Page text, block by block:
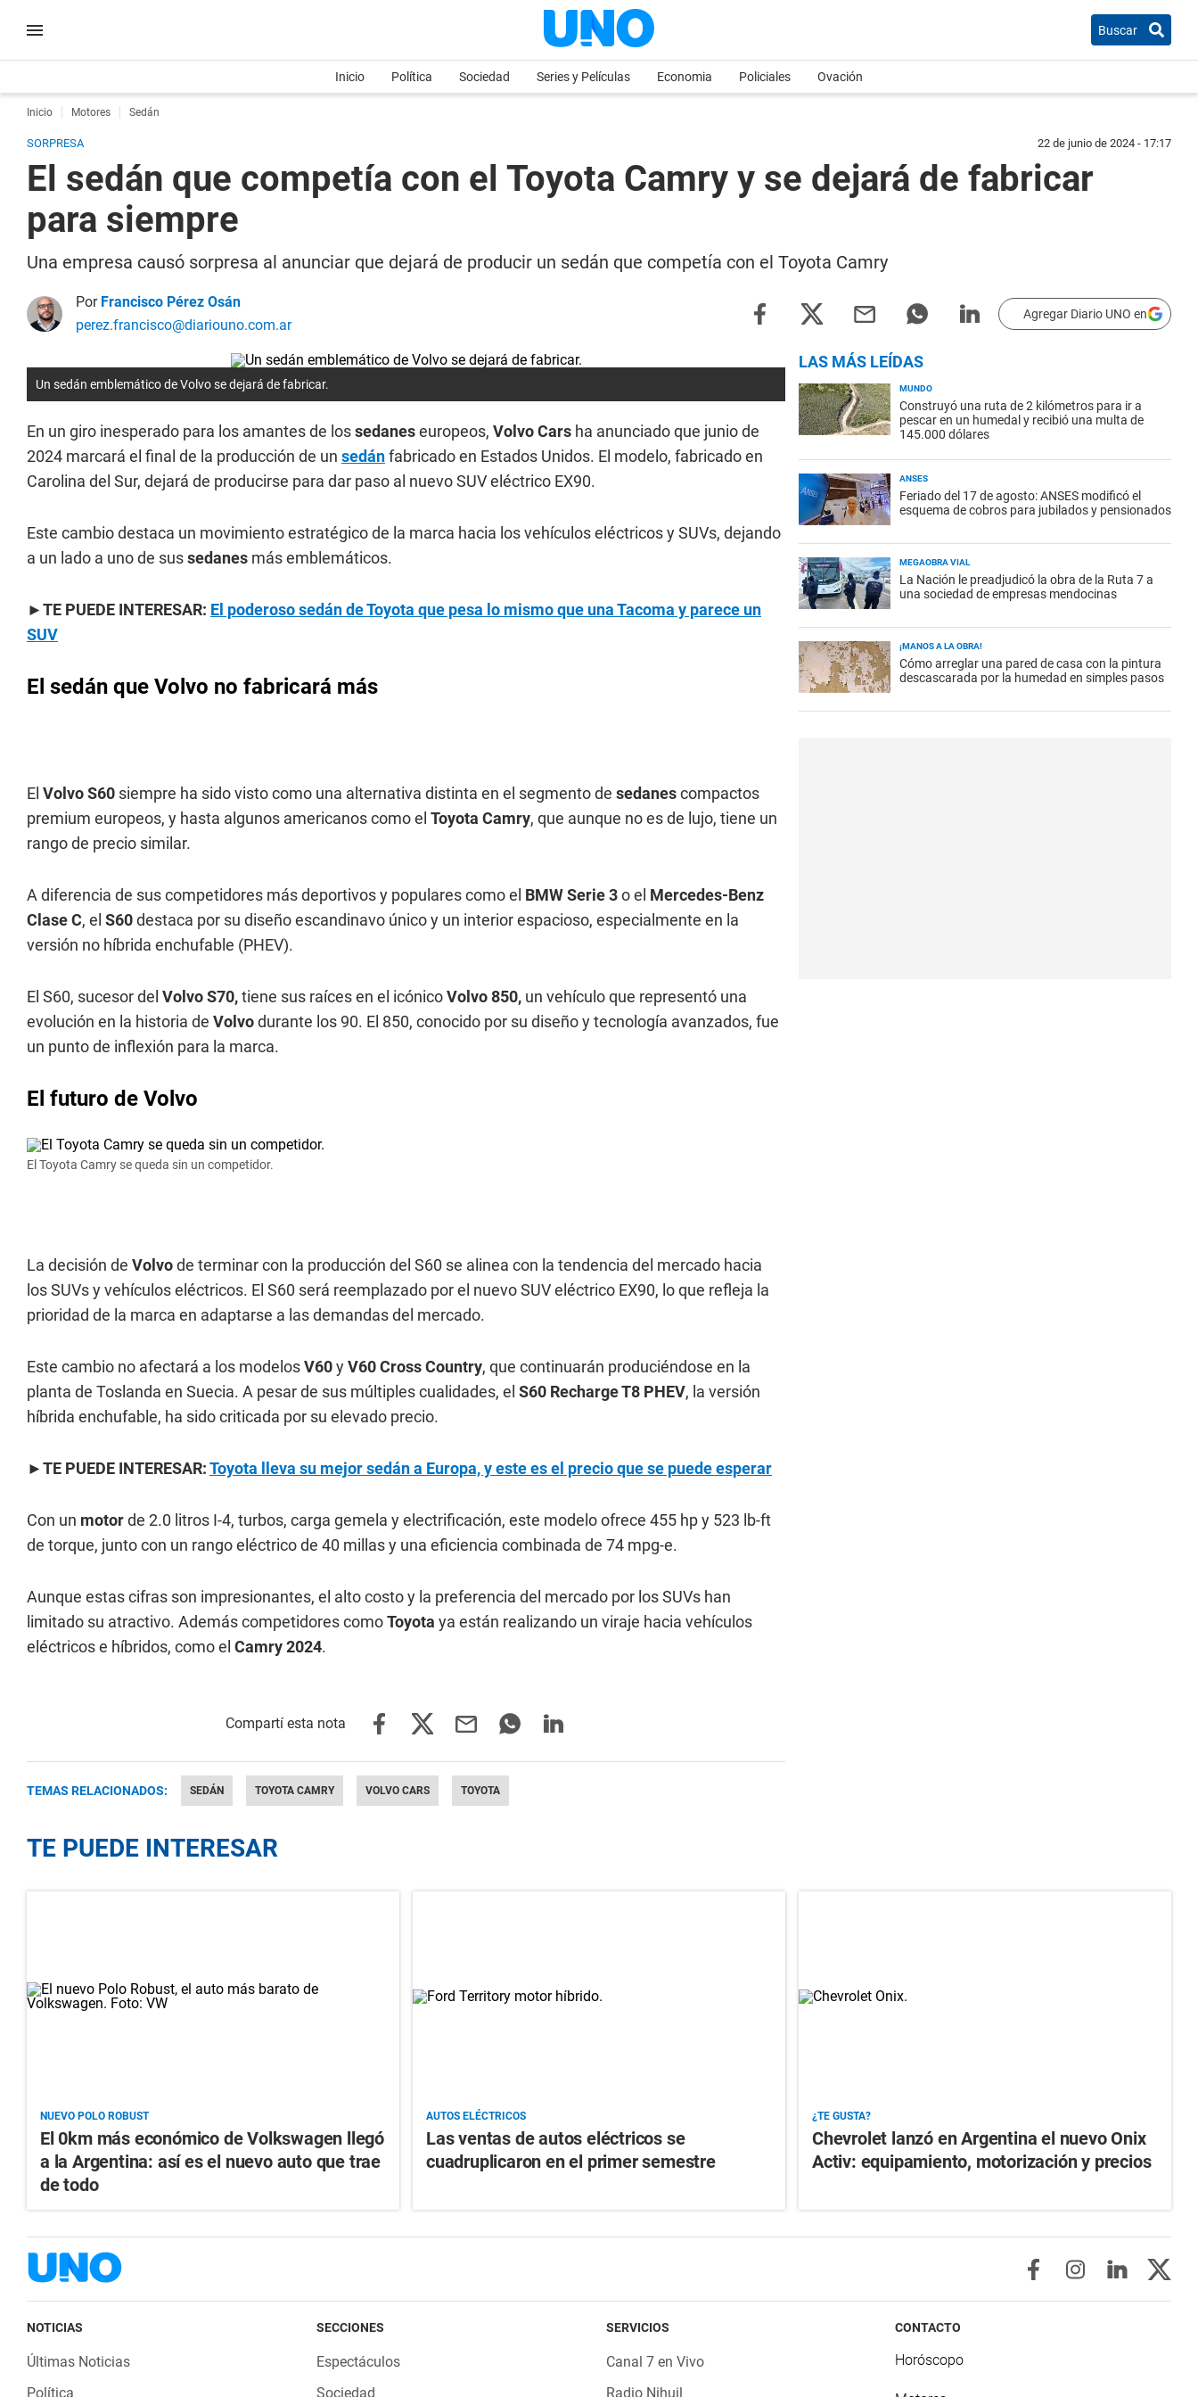
Buscar
Inicio Política Sociedad Series y Películas Economia Policiales Ovación
Inicio Motores Sedán
SORPRESA 22 de junio de 2024 - 17:17
El sedán que competía con el Toyota Camry y se dejará de fabricar
para siempre
Una empresa causó sorpresa al anunciar que dejará de producir un sedán que competía con el Toyota Camry
Por Francisco Pérez Osán
perez.francisco@diariouno.com.ar
Agregar Diario UNO en
Un sedán emblemático de Volvo se dejará de fabricar.
En un giro inesperado para los amantes de lossedaneseuropeos, Volvo Cars ha anunciado que junio de
2024 marcará el final de la producción de un sedánfabricado en Estados Unidos. El modelo, fabricado en
Carolina del Sur, dejará de producirse para dar paso al nuevo SUV eléctrico EX90.
Este cambio destaca un movimiento estratégico de la marca hacia los vehículos eléctricos y SUVs, dejando
a un lado a uno de sussedanes más emblemáticos.
►TE PUEDE INTERESAR: El poderoso sedán de Toyota que pesa lo mismo que una Tacoma y parece un
SUV
El sedán que Volvo no fabricará más
El Volvo S60 siempre ha sido visto como una alternativa distinta en el segmento de sedanescompactos
premium europeos, y hasta algunos americanos como el Toyota Camry, que aunque no es de lujo, tiene un
rango de precio similar.
A diferencia de sus competidores más deportivos y populares como el BMW Serie 3o el Mercedes-Benz
Clase C, el S60destaca por su diseño escandinavo único y un interior espacioso, especialmente en la
versión no híbrida enchufable (PHEV).
El S60, sucesor del Volvo S70,tiene sus raíces en el icónicoVolvo 850, un vehículo que representó una
evolución en la historia de Volvodurante los 90. El 850, conocido por su diseño y tecnología avanzados, fue
un punto de inflexión para la marca.
El futuro de Volvo
El Toyota Camry se queda sin un competidor.
La decisión de Volvode terminar con la producción del S60 se alinea con la tendencia del mercado hacia
los SUVs y vehículos eléctricos. El S60 será reemplazado por el nuevo SUV eléctrico EX90, lo que refleja la
prioridad de la marca en adaptarse a las demandas del mercado.
Este cambio no afectará a los modelosV60yV60Cross Country, que continuarán produciéndose en la
planta de Toslanda en Suecia. A pesar de sus múltiples cualidades, el S60 Recharge T8 PHEV, la versión
híbrida enchufable, ha sido criticada por su elevado precio.
►TE PUEDE INTERESAR:Toyota lleva su mejor sedán a Europa, y este es el precio que se puede esperar
Con un motorde 2.0 litros I-4, turbos, carga gemela y electrificación, este modelo ofrece 455 hp y 523 lb-ft
de torque, junto con un rango eléctrico de 40 millas y una eficiencia combinada de 74 mpg-e.
Aunque estas cifras son impresionantes, el alto costo y la preferencia del mercado por los SUVs han
limitado su atractivo. Además competidores comoToyota ya están realizando un viraje hacia vehículos
eléctricos e híbridos, como el Camry 2024.
TEMAS RELACIONADOS: SEDÁN TOYOTA CAMRY VOLVO CARS TOYOTA
LAS MÁS LEÍDAS
MUNDO
Construyó una ruta de 2 kilómetros para ir a
pescar en un humedal y recibió una multa de
145.000 dólares
ANSES
Feriado del 17 de agosto: ANSES modificó el
esquema de cobros para jubilados y pensionados
MEGAOBRA VIAL
La Nación le preadjudicó la obra de la Ruta 7 a
una sociedad de empresas mendocinas
¡MANOS A LA OBRA!
Cómo arreglar una pared de casa con la pintura
descascarada por la humedad en simples pasos
TE PUEDE INTERESAR
NUEVO POLO ROBUST
El 0km más económico de Volkswagen llegó
a la Argentina: así es el nuevo auto que trae
de todo
AUTOS ELÉCTRICOS
Las ventas de autos eléctricos se
cuadruplicaron en el primer semestre
¿TE GUSTA?
Chevrolet lanzó en Argentina el nuevo Onix
Activ: equipamiento, motorización y precios
NOTICIAS
Últimas Noticias
Política
SECCIONES
Espectáculos
Sociedad
SERVICIOS
Canal 7 en Vivo
Radio Nihuil
CONTACTO
Horóscopo